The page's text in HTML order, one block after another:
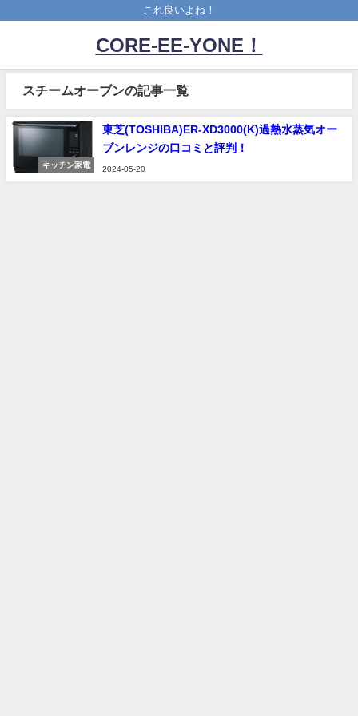
これ良いよね！
CORE-EE-YONE！
スチームオーブンの記事一覧
キッチン家電
東芝(TOSHIBA)ER-XD3000(K)過熱水蒸気オー
ブンレンジの口コミと評判！
2024-05-20